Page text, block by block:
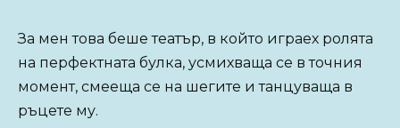
За мен това беше театър, в който играех ролята
на перфектната булка, усмихваща се в точния
момент, смееща се на шегите и танцуваща в
ръцете му.